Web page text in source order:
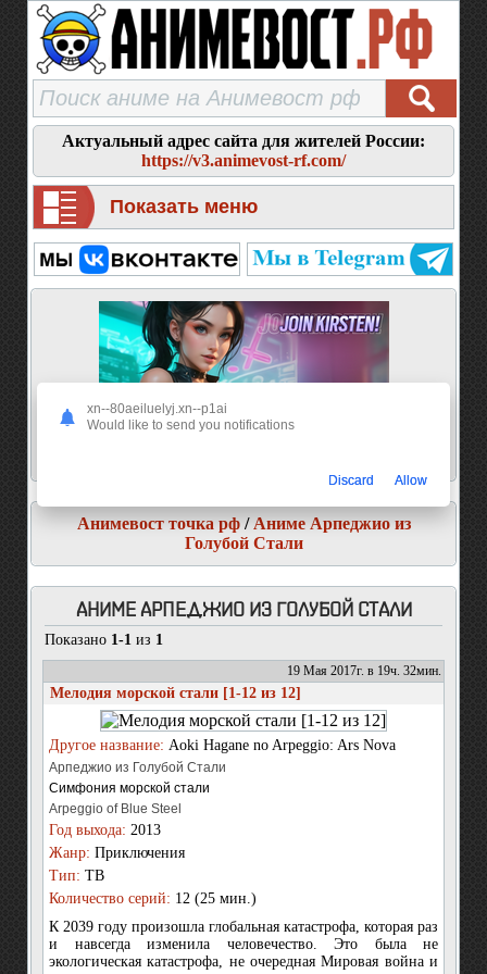
Актуальный адрес сайта для жителей России:
https://v3.animevost-rf.com/
Показать меню
Анимевост точка рф/ Аниме Арпеджио из
Голубой Стали
АНИМЕ АРПЕДЖИО ИЗ ГОЛУБОЙ СТАЛИ
Показано 1-1 из 1
19 Мая 2017г. в 19ч. 32мин.
Мелодия морской стали [1-12 из 12]
Другое название: Aoki Hagane no Arpeggio: Ars Nova
Арпеджио из Голубой Стали
Симфония морской стали
Arpeggio of Blue Steel
Год выхода: 2013
Жанр: Приключения
Тип: ТВ
Количество серий: 12 (25 мин.)
К 2039 году произошла глобальная катастрофа, которая раз
и навсегда изменила человечество. Это была не
экологическая катастрофа, не очередная Мировая война и
xn--80aeiluelyj.xn--p1ai
Would like to send you notifications
Discard Allow